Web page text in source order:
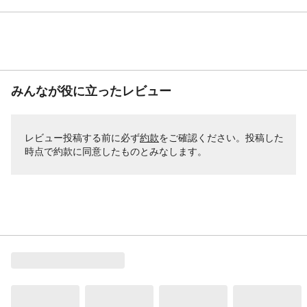
みんなが役に立ったレビュー
レビュー投稿する前に必ず約款をご確認ください。投稿した
時点で約款に同意したものとみなします。